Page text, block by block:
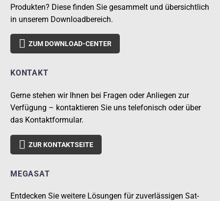
Produkten? Diese finden Sie gesammelt und übersichtlich
in unserem Downloadbereich.
 ZUM DOWNLOAD-CENTER
KONTAKT
Gerne stehen wir Ihnen bei Fragen oder Anliegen zur
Verfügung – kontaktieren Sie uns telefonisch oder über
das Kontaktformular.
 ZUR KONTAKTSEITE
MEGASAT
Entdecken Sie weitere Lösungen für zuverlässigen Sat-